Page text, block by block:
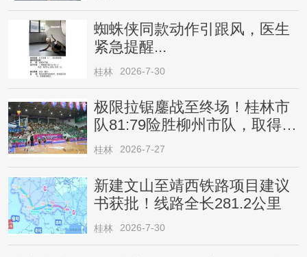
蜘蛛侠同款动作引跟风，医生
紧急提醒...
桂林 2026-7-30
极限拉锯鏖战至终场！桂林市
队81:79险胜柳州市队，取得四
连胜
桂林 2026-7-27
新建文山至靖西铁路项目建议
书获批！线路全长281.2公里
桂林 2026-7-30